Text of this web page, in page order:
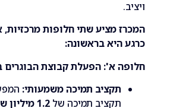
מציע שתי חלופות מרכזיות, אך
בראשונה:
א': הפעלת קבוצת הבוגרים בלבד
תקציב תמיכה משמעותי:המפעיל הזוכה
תקציב תמיכה של1.2 מיליון שקלים